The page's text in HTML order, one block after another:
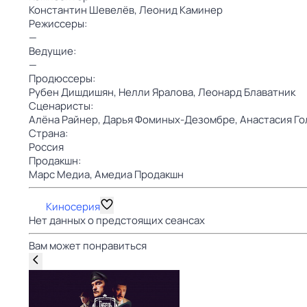
Константин Шевелёв,Леонид Каминер
Режиссеры:
—
Ведущие:
—
Продюссеры:
Рубен Дишдишян, Нелли Яралова,Леонард Блаватник
Сценаристы:
Алёна Райнер,Дарья Фоминых-Дезомбре,Анастасия
Страна:
Россия
Продакшн:
Марс Медиа,Амедиа Продакшн
Киносерия
Нет данных о предстоящих сеансах
Вам может понравиться